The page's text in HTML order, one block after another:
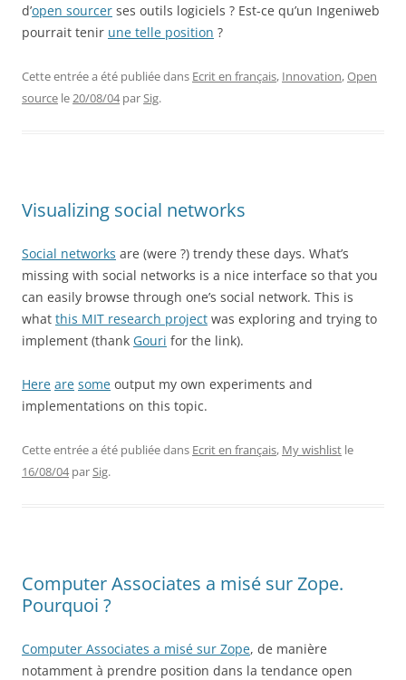
d’open sourcer ses outils logiciels ? Est-ce qu’un Ingeniweb
pourrait tenir une telle position ?
Cette entrée a été publiée dans Ecrit en français, Innovation,Open
source le20/08/04 parSig.
Visualizing social networks
Social networks are (were ?) trendy these days. What’s
missing with social networks is a nice interface so that you
can easily browse through one’s social network. This is
what this MIT research project was exploring and trying to
implement (thank Gouri for the link).
Here are some output my own experiments and
implementations on this topic.
Cette entrée a été publiée dans Ecrit en français, My wishlist le
16/08/04 parSig.
Computer Associates a misé sur Zope.
Pourquoi ?
Computer Associates a misé sur Zope, de manière
notamment à prendre position dans la tendance open